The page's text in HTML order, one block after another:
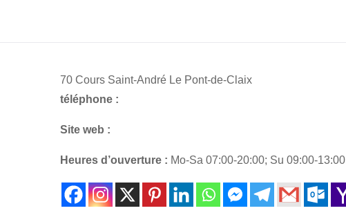
70 Cours Saint-André Le Pont-de-Claix
téléphone :
Site web :
Heures d’ouverture : Mo-Sa 07:00-20:00; Su 09:00-13:00